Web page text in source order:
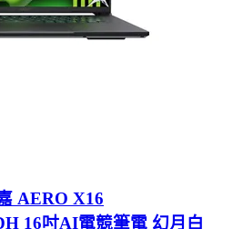
AERO X16
16吋AI電競筆電 幻月白